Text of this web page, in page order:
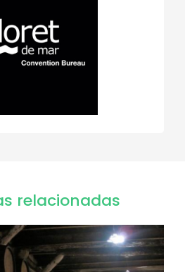
relacionadas